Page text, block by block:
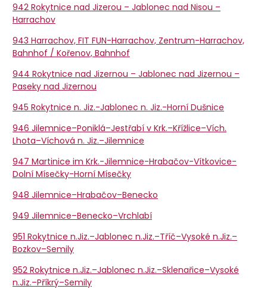
942 Rokytnice nad Jizerou – Jablonec nad Nisou –
Harrachov
943 Harrachov, FIT FUN-Harrachov, Zentrum-Harrachov,
Bahnhof / Kořenov, Bahnhof
944 Rokytnice nad Jizernou – Jablonec nad Jizernou –
Paseky nad Jizernou
945 Rokytnice n. Jiz.-Jablonec n. Jiz.-Horní Dušnice
946 Jilemnice–Poniklá–Jestřabí v Krk.–Křížlice–Vích.
Lhota–Víchová n. Jiz.–Jilemnice
947 Martinice im Krk.-Jilemnice-Hrabačov-Vítkovice-
Dolní Mísečky-Horní Mísečky
948 Jilemnice–Hrabačov–Benecko
949 Jilemnice–Benecko–Vrchlabí
951 Rokytnice n.Jiz.–Jablonec n.Jiz.–Tříč–Vysoké n.Jiz.–
Bozkov–Semily
952 Rokytnice n.Jiz.–Jablonec n.Jiz.–Sklenařice–Vysoké
n.Jiz.–Příkrý–Semily